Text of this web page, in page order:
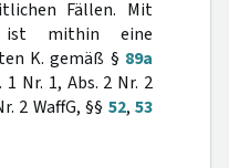
Fällen. Mit
ist mithin eine
K. gemäß § 89a
1 Nr. 1, Abs. 2 Nr. 2
2 WaffG, §§ 52,53